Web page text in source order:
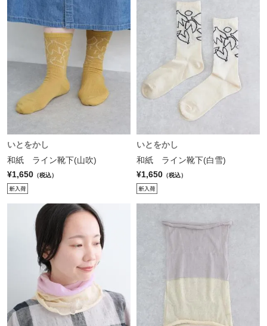
いとをかし
和紙 ライン靴下(山吹)
¥1,650 （税込）
いとをかし
和紙 ライン靴下(白雪)
¥1,650 （税込）